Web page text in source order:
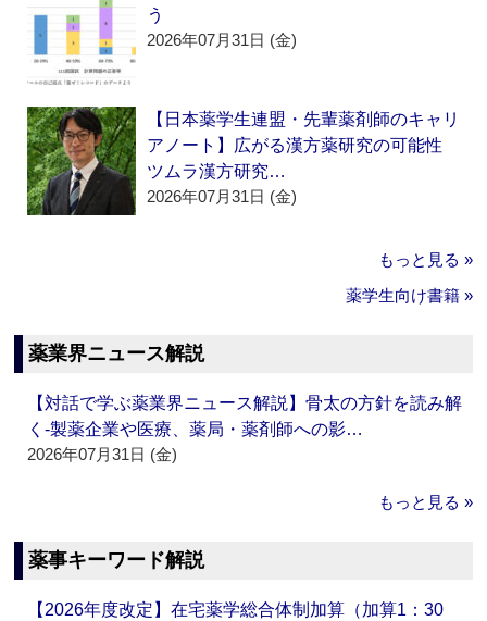
う
2026年07月31日 (金)
【日本薬学生連盟・先輩薬剤師のキャリ
アノート】広がる漢方薬研究の可能性
ツムラ漢方研究…
2026年07月31日 (金)
もっと見る »
薬学生向け書籍 »
薬業界ニュース解説
【対話で学ぶ薬業界ニュース解説】骨太の方針を読み解
く‐製薬企業や医療、薬局・薬剤師への影…
2026年07月31日 (金)
もっと見る »
薬事キーワード解説
【2026年度改定】在宅薬学総合体制加算（加算1：30